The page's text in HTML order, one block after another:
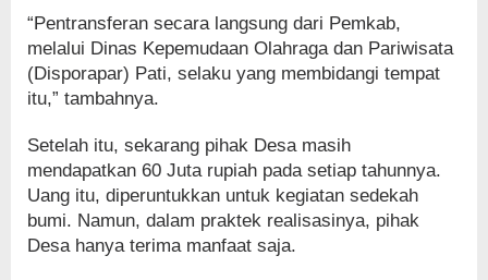
“Pentransferan secara langsung dari Pemkab,
melalui Dinas Kepemudaan Olahraga dan Pariwisata
(Disporapar) Pati, selaku yang membidangi tempat
itu,” tambahnya.
Setelah itu, sekarang pihak Desa masih
mendapatkan 60 Juta rupiah pada setiap tahunnya.
Uang itu, diperuntukkan untuk kegiatan sedekah
bumi. Namun, dalam praktek realisasinya, pihak
Desa hanya terima manfaat saja.